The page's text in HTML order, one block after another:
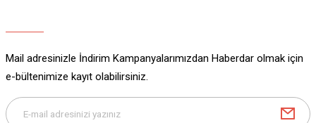
Bu ürüne benzer farklı alternatifler olmalı.
Mail adresinizle İndirim Kampanyalarımızdan Haberdar olmak için
e-bültenimize kayıt olabilirsiniz.